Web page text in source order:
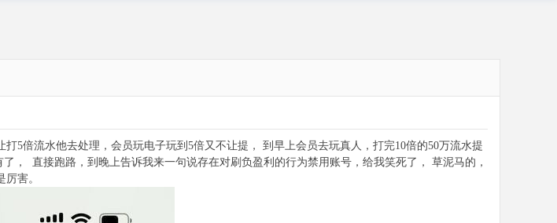
5倍流水他去处理，会员玩电子玩到5倍又不让提， 到早上会员去玩真人，打完10倍的50万流水提
， 直接跑路，到晚上告诉我来一句说存在对刷负盈利的行为禁用账号，给我笑死了， 草泥马的，
害。